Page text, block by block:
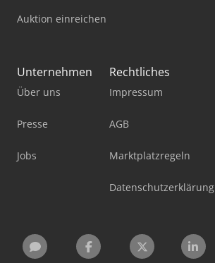
Auktion einreichen
Unternehmen
Über uns
Presse
Jobs
Rechtliches
Impressum
AGB
Marktplatzregeln
Datenschutzerklärung